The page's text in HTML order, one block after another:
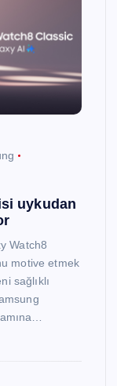
uykudan
Watch8
motive etmek
sağlıklı